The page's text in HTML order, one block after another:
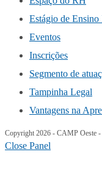
Estágio de
Eventos
Inscrições
Segmento de
Tampinha Legal
Vantagens na
Copyright 2026 - CAMP Oeste
Close Panel